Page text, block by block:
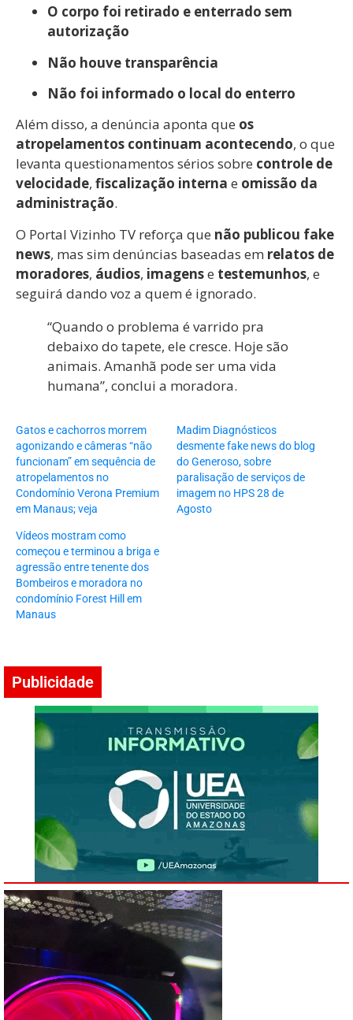
O corpo foi retirado e enterrado sem
autorização
Não houve transparência
Não foi informado o local do enterro
Além disso, a denúncia aponta que os
atropelamentos continuam acontecendo, o que
levanta questionamentos sérios sobre controle de
velocidade, fiscalização interna e omissão da
administração.
O Portal Vizinho TV reforça que não publicou fake
news, mas sim denúncias baseadas em relatos de
moradores, áudios, imagense testemunhos, e
seguirá dando voz a quem é ignorado.
“Quando o problema é varrido pra
debaixo do tapete, ele cresce. Hoje são
animais. Amanhã pode ser uma vida
humana”, conclui a moradora.
Gatos e cachorros morrem
agonizando e câmeras “não
funcionam” em sequência de
atropelamentos no
Condomínio Verona Premium
em Manaus; veja
Madim Diagnósticos
desmente fake news do blog
do Generoso, sobre
paralisação de serviços de
imagem no HPS 28 de
Agosto
Vídeos mostram como
começou e terminou a briga e
agressão entre tenente dos
Bombeiros e moradora no
condomínio Forest Hill em
Manaus
Publicidade